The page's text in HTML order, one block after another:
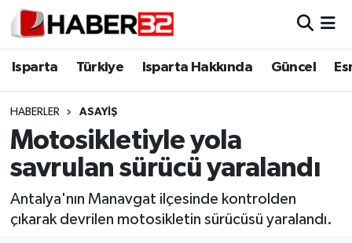
Isparta Türkiye Isparta Hakkında Güncel
HABERLER ASAYİŞ
Motosikletiyle yola
savrulan sürücü yaralandı
Antalya'nın Manavgat ilçesinde kontrolden
çıkarak devrilen motosikletin sürücüsü yaralandı.
Isparta
Esnaf Diyor ki;
ASAYİŞ
BİLİM VE TEKNOLOJİ
Isparta Nöbetçi Eczaneler
Isparta Trafik Yoğunluk Haritası
Süper Lig Puan Durumu ve Fikstür
Tüm Manşetler